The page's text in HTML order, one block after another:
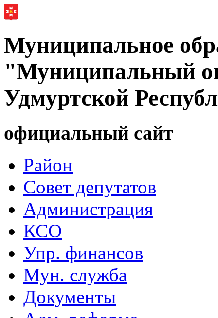
Муниципальное
"Муниципальный
Удмуртской
официальный сайт
Район
Совет депутатов
Администрация
КСО
Упр. финансов
Мун. служба
Документы